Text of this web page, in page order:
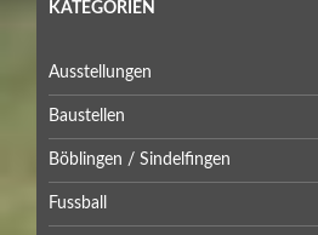
KATEGORIEN
Ausstellungen
Baustellen
Böblingen / Sindelfingen
Fussball